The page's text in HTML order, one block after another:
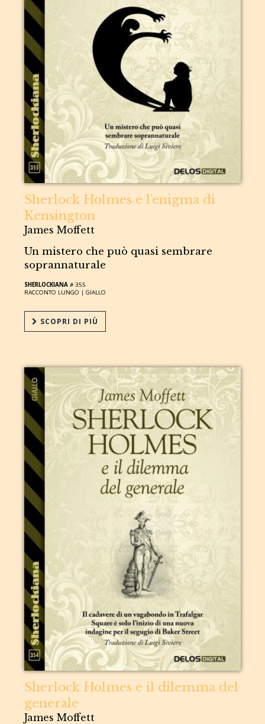
Sherlock Holmes e l’enigma di
Kensington
James Moffett
Un mistero che può quasi sembrare
soprannaturale
SHERLOCKIANA # 355
RACCONTO LUNGO |GIALLO
SCOPRI DI PIÙ
Sherlock Holmes e il dilemma del
generale
James Moffett